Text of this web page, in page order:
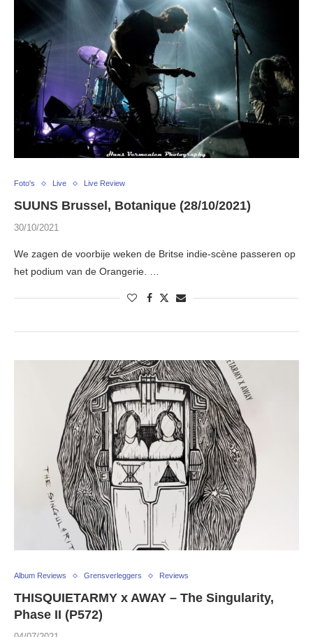
Foto's Live Live Review
SUUNS Brussel, Botanique (28/10/2021)
30/10/2021
We zagen de voorbije weken de Britse indie-scène passeren op
het podium van de Orangerie. …
Album Reviews Grensverleggers Reviews
THISQUIETARMY x AWAY – The Singularity,
Phase II (P572)